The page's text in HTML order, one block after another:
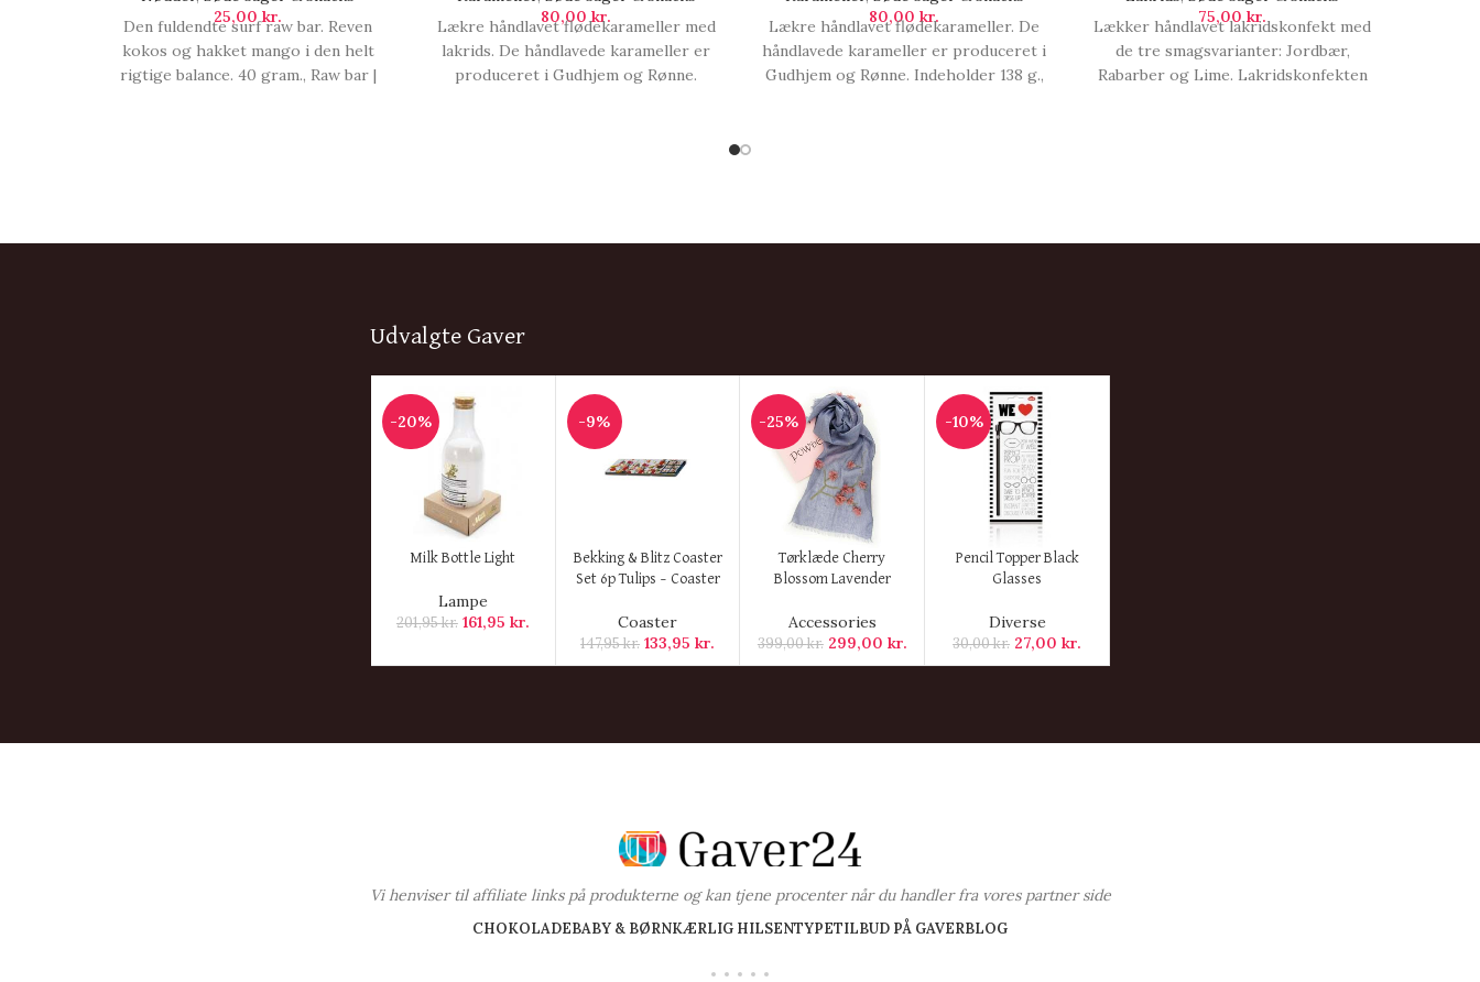
25,00kr.
Den fuldendte surf raw bar. Reven
kokos og hakket mango i den helt
rigtige balance. 40 gram., Raw bar |
80,00kr.
Lækre håndlavet flødekarameller med
lakrids. De håndlavede karameller er
produceret i Gudhjem og Rønne.
80,00 kr.
Lækre håndlavet flødekarameller. De
håndlavede karameller er produceret i
Gudhjem og Rønne. Indeholder 138 g.,
75,00kr.
Lækker håndlavet lakridskonfekt med
de tre smagsvarianter: Jordbær,
Rabarber og Lime. Lakridskonfekten
Udvalgte Gaver
-20%
KØB HER
Milk Bottle Light
Lampe
201,95kr. 161,95 kr.
-9%
KØB HER
Bekking & Blitz Coaster
Set 6p Tulips – Coaster
Coaster
147,95kr. 133,95kr.
-25%
KØB HER
Tørklæde Cherry
Blossom Lavender
Accessories
399,00kr. 299,00 kr.
-10%
KØB HER
Pencil Topper Black
Glasses
Diverse
30,00kr. 27,00kr.
Vi henviser til affiliate links på produkterne og kan tjene procenter når du handler fra vores partner side
CHOKOLADEBABY & BØRNKÆRLIG HILSENTYPETILBUD PÅ GAVERBLOG